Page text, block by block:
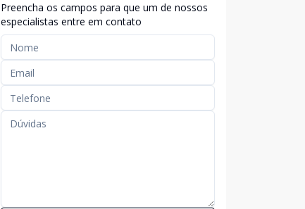
Preencha os campos para que um de nossos
especialistas entre em contato